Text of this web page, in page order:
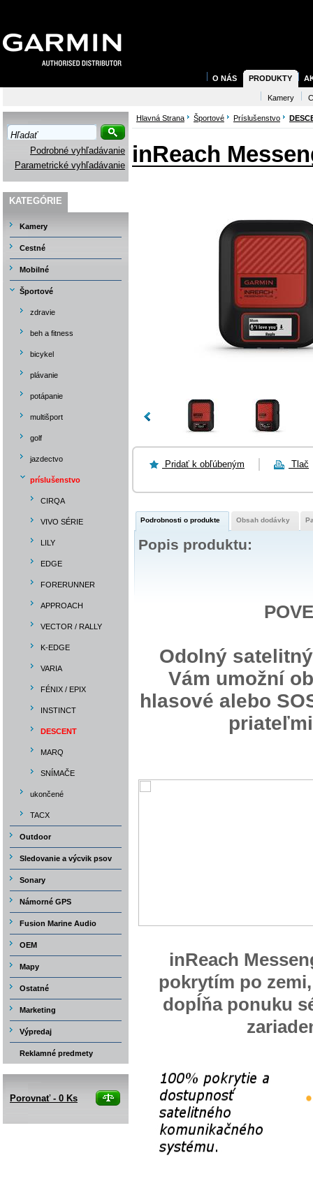
Hlavná Strana Športové Príslušenstvo
inReach
Pridať k obľúbeným Tlač
Podrobnosti o produkte Obsah dodávky
Popis produktu:
Odolný
Vám umožní
hlasové alebo
inReach
pokrytím po
dopĺňa ponuku
Podrobné vyhľadávanie
Parametrické vyhľadávanie
KATEGÓRIE
Kamery
Cestné
Mobilné
Športové
zdravie
beh a fitness
bicykel
plávanie
potápanie
multišport
golf
jazdectvo
príslušenstvo
CIRQA
VIVO SÉRIE
LILY
EDGE
FORERUNNER
APPROACH
VECTOR / RALLY
K-EDGE
VARIA
FÉNIX / EPIX
INSTINCT
DESCENT
MARQ
SNÍMAČE
ukončené
TACX
Outdoor
Sledovanie a výcvik psov
Sonary
Námorné GPS
Fusion Marine Audio
OEM
Mapy
Ostatné
Marketing
Výpredaj
Reklamné predmety
Porovnať - 0 Ks
O NÁS PRODUKTY
Kamery